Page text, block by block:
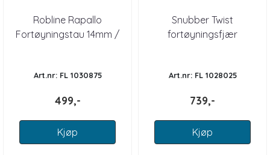
Robline Rapallo
Fortøyningstau 14mm /
Art.nr: FL 1030875
499,-
Kjøp
Snubber Twist
fortøyningsfjær
Art.nr: FL 1028025
739,-
Kjøp